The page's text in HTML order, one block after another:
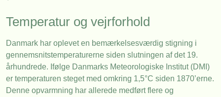
Temperatur og vejrforhold
Danmark har oplevet en bemærkelsesværdig stigning i
gennemsnitstemperaturerne siden slutningen af det 19.
århundrede. Ifølge Danmarks Meteorologiske Institut (DMI)
er temperaturen steget med omkring 1,5°C siden 1870’erne.
Denne opvarmning har allerede medført flere og